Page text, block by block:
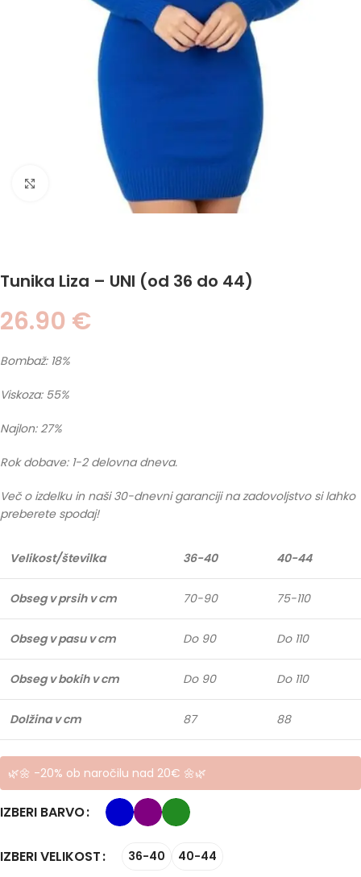
Click to enlarge
Tunika Liza – UNI (od 36 do 44)
26.90 €
Bombaž: 18%
Viskoza: 55%
Najlon: 27%
Rok dobave: 1-2 delovna dneva.
Več o izdelku in naši 30-dnevni garanciji na zadovoljstvo si lahko
preberete spodaj!
Velikost/številka 36-40 40-44
Obseg v prsih v cm 70-90 75-110
Obseg v pasu v cm Do 90 Do 110
Obseg v bokih v cm Do 90 Do 110
Dolžina v cm 87 88
🌿🌼 -20% ob naročilu nad 20€ 🌼🌿
IZBERI BARVO
IZBERI VELIKOST 36-40 40-44